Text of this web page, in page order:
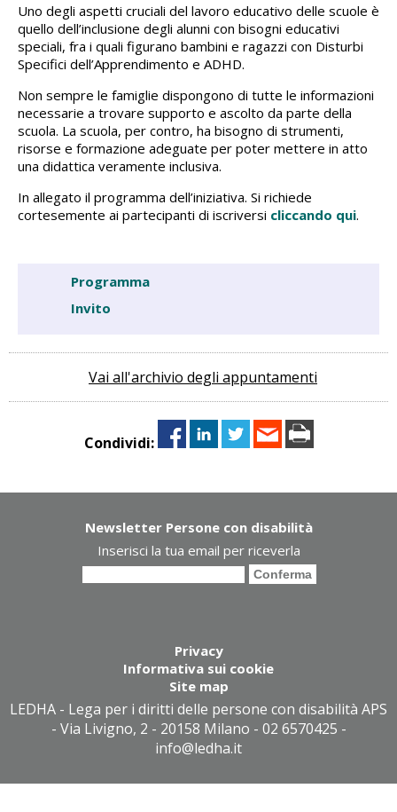
Uno degli aspetti cruciali del lavoro educativo delle scuole è
quello dell’inclusione degli alunni con bisogni educativi
speciali, fra i quali figurano bambini e ragazzi con Disturbi
Specifici dell’Apprendimento e ADHD.
Non sempre le famiglie dispongono di tutte le informazioni
necessarie a trovare supporto e ascolto da parte della
scuola. La scuola, per contro, ha bisogno di strumenti,
risorse e formazione adeguate per poter mettere in atto
una didattica veramente inclusiva.
In allegato il programma dell’iniziativa. Si richiede
cortesemente ai partecipanti di iscriversi cliccando qui.
Programma
Invito
Vai all'archivio degli appuntamenti
Condividi:
Newsletter Persone con disabilità
Inserisci la tua email per riceverla
Privacy
Informativa sui cookie
Site map
LEDHA - Lega per i diritti delle persone con disabilità APS
- Via Livigno, 2 - 20158 Milano - 02 6570425 -
info@ledha.it